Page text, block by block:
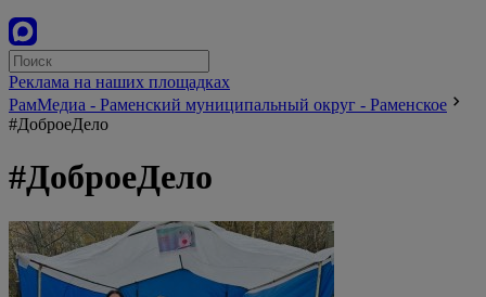
Реклама на наших площадках
РамМедиа - Раменский муниципальный округ - Раменское
#ДоброеДело
#ДоброеДело